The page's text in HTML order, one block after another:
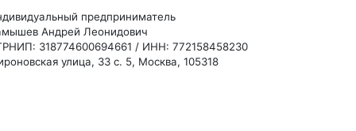
предприниматель
Андрей Леонидович
318774600694661 / ИНН: 772158458230
улица, 33 с. 5, Москва, 105318